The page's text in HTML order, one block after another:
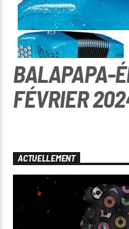
BALAPAPA-
FÉVRIER
ACTUELLEMENT